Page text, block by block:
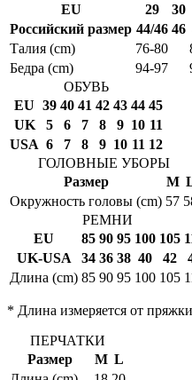
EU
29 30
Российский размер 44/46 46
Талия (cm)
76-80
Бедра (cm)
94-97
ОБУВЬ
EU 39 40 41 42 43 44 45
UK
5 6 7 8 9 10 11
USA 6 7 8 9 10 11 12
ГОЛОВНЫЕ УБОРЫ
Размер
M
Окружность головы (cm) 57
РЕМНИ
EU
85 90 95 100 105
UK-USA
34 36 38 40 42
Длина (cm) 85 90 95 100 105
* Длина измеряется от
ПЕРЧАТКИ
Размер
M L